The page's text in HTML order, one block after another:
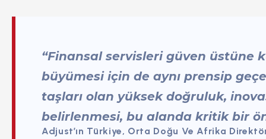
“Finansal servisleri güven üstüne
büyümesi için de aynı prensip
taşları olan yüksek doğruluk,
belirlenmesi, bu alanda kritik bir
Adjust’ın Türkiye, Orta Doğu Ve Afrika